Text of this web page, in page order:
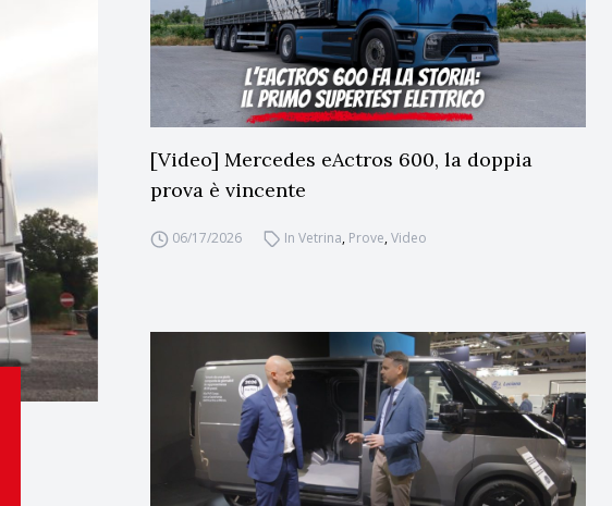
[Video] Mercedes eActros 600, la doppia
prova è vincente
06/17/2026 In Vetrina, Prove,Video